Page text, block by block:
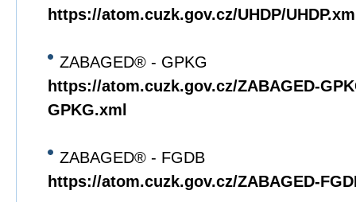
https://atom.cuzk.gov.cz/UHDP/
ZABAGED® - GPKG
https://atom.cuzk.gov.cz/ZABAGED-
GPKG.xml
ZABAGED® - FGDB
https://atom.cuzk.gov.cz/ZABAGED-